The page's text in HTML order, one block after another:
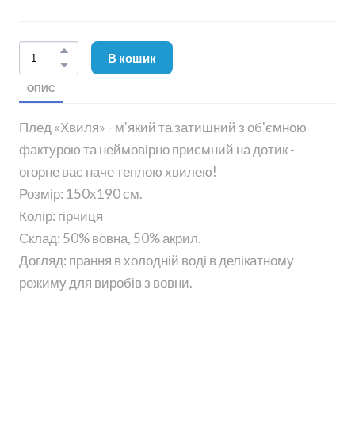
В кошик
ОПИС
Плед «Хвиля» - м'який та затишний з об'ємною
фактурою та неймовірно приємний на дотик -
огорне вас наче теплою хвилею!
Розмір: 150х190 см.
Колір: гірчиця
Склад: 50% вовна, 50% акрил.
Догляд: прання в холодній воді в делікатному
режиму для виробів з вовни.